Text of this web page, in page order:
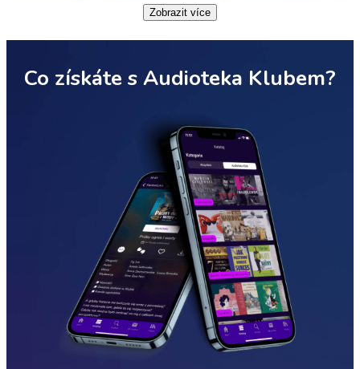
Zobrazit více
Co získáte s Audioteka Klubem?